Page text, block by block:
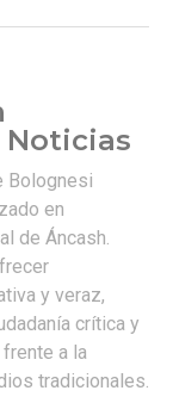
Noticias
Bolognesi
en
de Áncash.
y veraz,
crítica y
a la
tradicionales.